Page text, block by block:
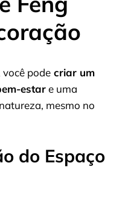
você pode criar um
estare uma
mesmo no
do Espaço